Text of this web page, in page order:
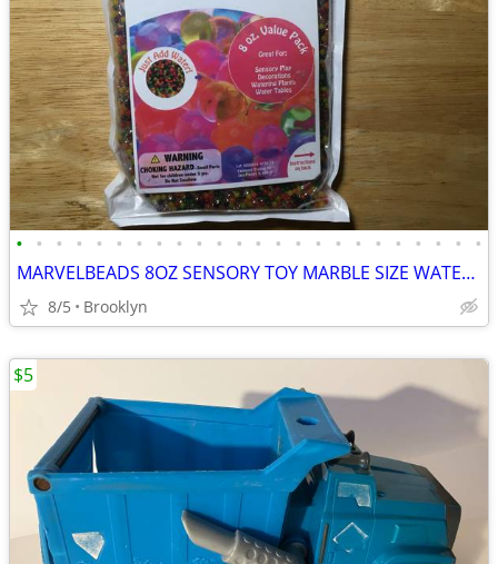
• • • • • • • • • • • • • • • • • • • • • • • •
MARVELBEADS 8OZ SENSORY TOY MARBLE SIZE WATER GEL STRESS BALLS RAINBOW
8/5 Brooklyn
$5